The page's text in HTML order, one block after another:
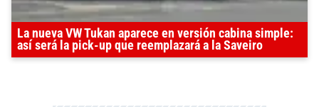
La nueva VW Tukan aparece en versión cabina simple:
así será la pick-up que reemplazará a la Saveiro